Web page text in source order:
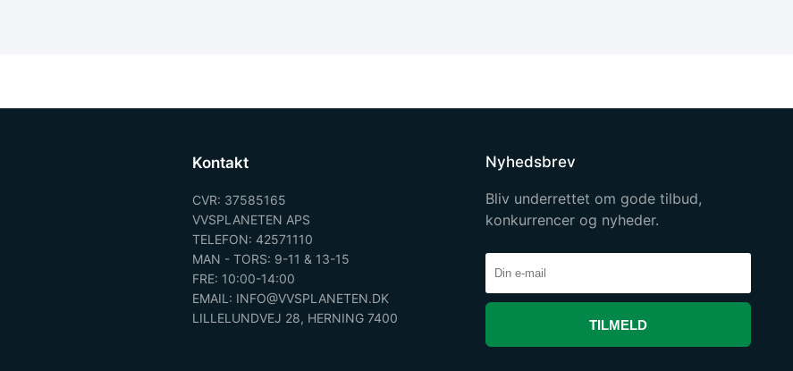
Kontakt
CVR: 37585165
VVSPLANETEN APS
TELEFON: 42571110
MAN - TORS: 9-11 & 13-15
FRE: 10:00-14:00
EMAIL: INFO@VVSPLANETEN.DK
LILLELUNDVEJ 28, HERNING 7400
Nyhedsbrev
Bliv underrettet om gode tilbud,
konkurrencer og nyheder.
TILMELD